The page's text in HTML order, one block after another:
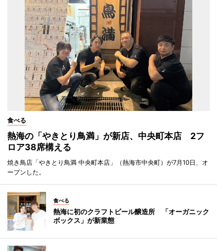
食べる
熱海の「やきとり鳥満」が新店、中央町本店 2フ
ロア38席構える
焼き鳥店「やきとり鳥満 中央町本店」（熱海市中央町）が7月10日、オ
ープンした。
食べる
熱海に初のクラフトビール醸造所 「オーガニック
ボックス」が新業態